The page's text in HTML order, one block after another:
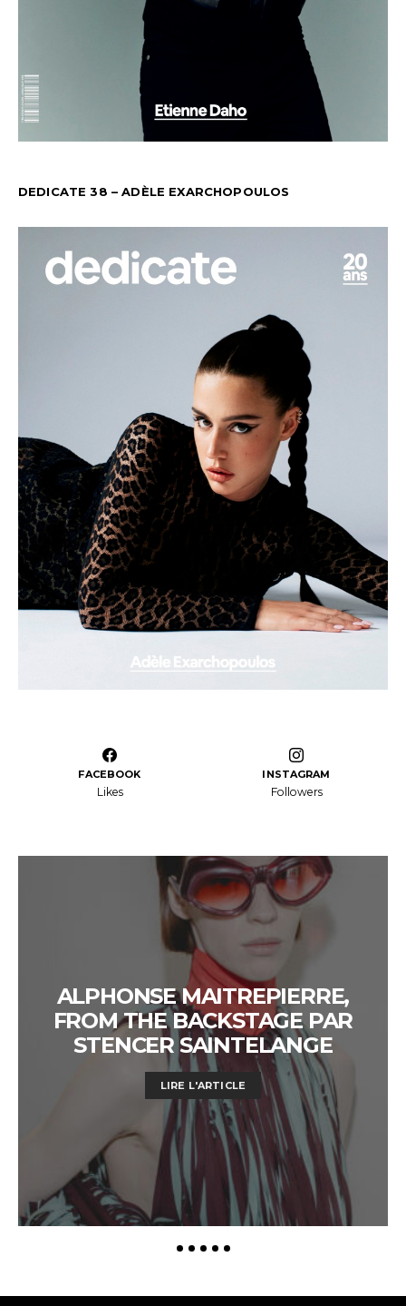
DEDICATE 38 – ADÈLE EXARCHOPOULOS
FACEBOOK
Likes
INSTAGRAM
Followers
ALPHONSE MAITREPIERRE,
FROM THE BACKSTAGE PAR
STENCER SAINTELANGE
LIRE L'ARTICLE